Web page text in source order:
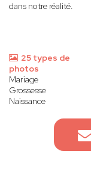
dans notre réalité.
25 types de
photos
Mariage
Grossesse
Naissance